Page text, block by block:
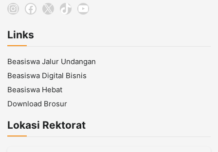
Instagram
Facebook
X TikTokYouTube
Links
Beasiswa Jalur Undangan
Beasiswa Digital Bisnis
Beasiswa Hebat
Download Brosur
Lokasi Rektorat